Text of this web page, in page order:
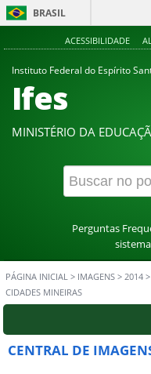
BRASIL
ACESSIBILIDADE
Instituto Federal do Espírito
Ifes
MINISTÉRIO DA
Perguntas
PÁGINA INICIAL > IMAGENS > 2014 >
CIDADES MINEIRAS
CENTRAL DE